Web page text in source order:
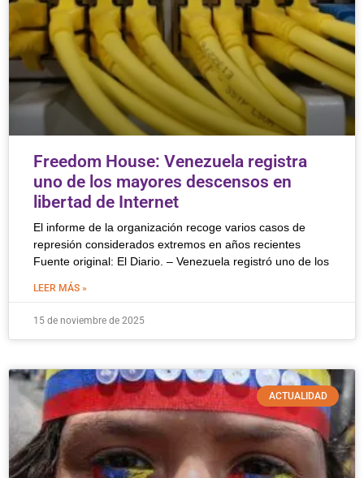
Freedom House: Venezuela registra
uno de los mayores descensos en
libertad de Internet
El informe de la organización recoge varios casos de
represión considerados extremos en años recientes
Fuente original: El Diario. – Venezuela registró uno de los
LEER MÁS »
15 de noviembre de 2025
ACTUALIDAD